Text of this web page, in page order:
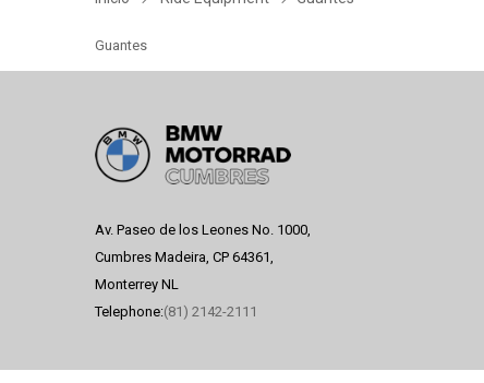
Guantes
Av. Paseo de los Leones No. 1000,
Cumbres Madeira, CP 64361,
Monterrey NL
Telephone:(81) 2142-2111